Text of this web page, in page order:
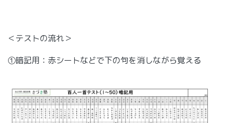
＜テストの流れ＞
①暗記用：赤シートなどで下の句を消しながら覚える